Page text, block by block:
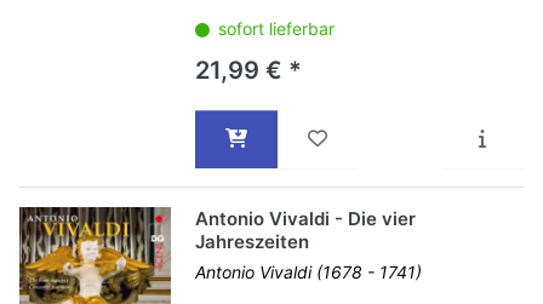
sofort lieferbar
21,99 € *
Antonio Vivaldi - Die vier
Jahreszeiten
Antonio Vivaldi (1678 - 1741)